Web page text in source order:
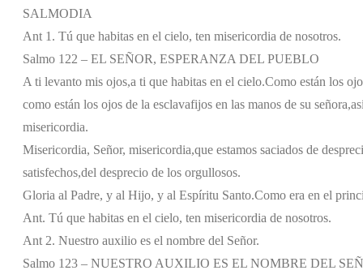
SALMODIA
Ant 1. Tú que habitas en el cielo, ten misericordia de nosotros.
Salmo 122 – EL SEÑOR, ESPERANZA DEL PUEBLO
A ti levanto mis ojos,a ti que habitas en el cielo.Como están los
como están los ojos de la esclavafijos en las manos de su señora,
misericordia.
Misericordia, Señor, misericordia,que estamos saciados de
satisfechos,del desprecio de los orgullosos.
Gloria al Padre, y al Hijo, y al Espíritu Santo.Como era en el
Ant. Tú que habitas en el cielo, ten misericordia de nosotros.
Ant 2. Nuestro auxilio es el nombre del Señor.
Salmo 123 – NUESTRO AUXILIO ES EL NOMBRE DEL